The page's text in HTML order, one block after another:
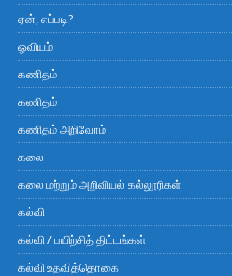
ஏன், எப்படி?
ஓவியம்
கணிதம்
கணிதம்
கணிதம் அறிவோம்
கலை
கலை மற்றும் அறிவியல் கல்லூரிகள்
கல்வி
கல்வி / பயிற்சித் திட்டங்கள்
கல்வி உதவித்தொகை